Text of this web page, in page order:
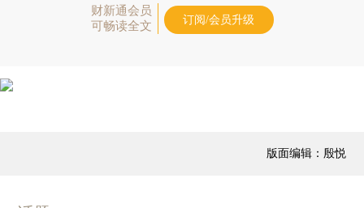
财新通会员
可畅读全文
订阅/会员升级
版面编辑：殷悦